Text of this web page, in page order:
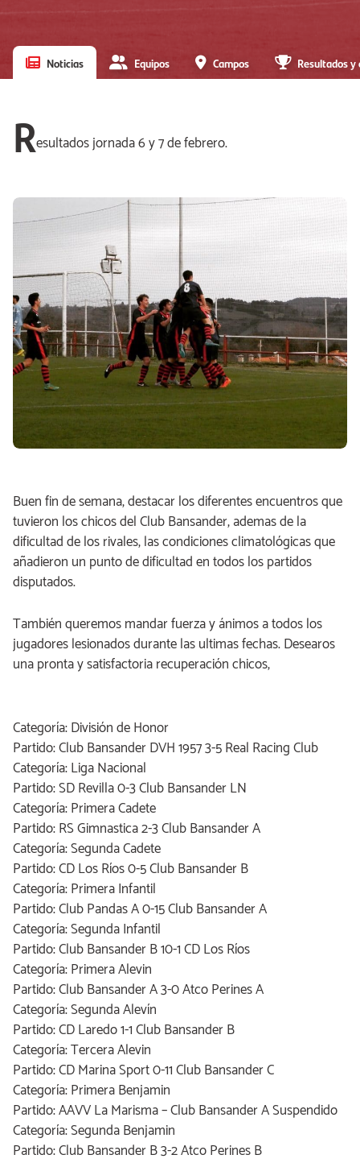
Noticias Equipos Campos Resultados
Resultados jornada 6 y 7 de febrero.
Buen fin de semana, destacar los diferentes encuentros que
tuvieron los chicos del Club Bansander, ademas de la
dificultad de los rivales, las condiciones climatológicas que
añadieron un punto de dificultad en todos los partidos
disputados.
También queremos mandar fuerza y ánimos a todos los
jugadores lesionados durante las ultimas fechas. Desearos
una pronta y satisfactoria recuperación chicos,
Categoría: División de Honor
Partido: Club Bansander DVH 1957 3-5 Real Racing Club
Categoría: Liga Nacional
Partido: SD Revilla 0-3 Club Bansander LN
Categoría: Primera Cadete
Partido: RS Gimnastica 2-3 Club Bansander A
Categoría: Segunda Cadete
Partido: CD Los Ríos 0-5 Club Bansander B
Categoría: Primera Infantil
Partido: Club Pandas A 0-15 Club Bansander A
Categoría: Segunda Infantil
Partido: Club Bansander B 10-1 CD Los Ríos
Categoría: Primera Alevin
Partido: Club Bansander A 3-0 Atco Perines A
Categoría: Segunda Alevín
Partido: CD Laredo 1-1 Club Bansander B
Categoría: Tercera Alevin
Partido: CD Marina Sport 0-11 Club Bansander C
Categoría: Primera Benjamin
Partido: AAVV La Marisma – Club Bansander A Suspendido
Categoría: Segunda Benjamin
Partido: Club Bansander B 3-2 Atco Perines B